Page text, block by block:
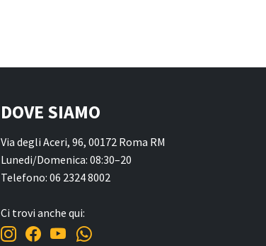
DOVE SIAMO
Via degli Aceri, 96, 00172 Roma RM
Lunedi/Domenica: 08:30–20
Telefono: 06 2324 8002
Ci trovi anche qui: